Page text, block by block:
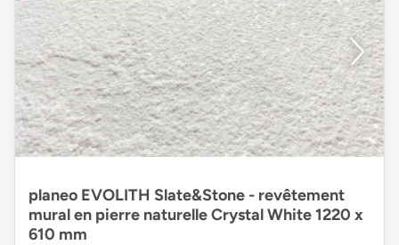
planeo EVOLITH Slate&Stone - revêtement
mural en pierre naturelle Crystal White 1220 x
610 mm